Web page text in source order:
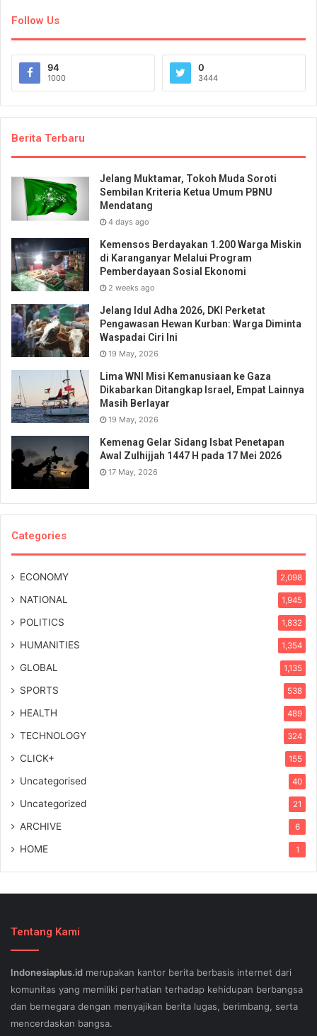
Follow Us
94
1000
0
3444
Berita Terbaru
Jelang Muktamar, Tokoh Muda Soroti
Sembilan Kriteria Ketua Umum PBNU
Mendatang
4 days ago
Kemensos Berdayakan 1.200 Warga Miskin
di Karanganyar Melalui Program
Pemberdayaan Sosial Ekonomi
2 weeks ago
Jelang Idul Adha 2026, DKI Perketat
Pengawasan Hewan Kurban: Warga Diminta
Waspadai Ciri Ini
19 May, 2026
Lima WNI Misi Kemanusiaan ke Gaza
Dikabarkan Ditangkap Israel, Empat Lainnya
Masih Berlayar
19 May, 2026
Kemenag Gelar Sidang Isbat Penetapan
Awal Zulhijjah 1447 H pada 17 Mei 2026
17 May, 2026
Categories
ECONOMY 2,098
NATIONAL 1,945
POLITICS 1,832
HUMANITIES 1,354
GLOBAL 1,135
SPORTS 538
HEALTH 489
TECHNOLOGY 324
CLICK+ 155
Uncategorised 40
Uncategorized 21
ARCHIVE 6
HOME 1
Tentang Kami
Indonesiaplus.id merupakan kantor berita berbasis internet dari
komunitas yang memiliki perhatian terhadap kehidupan berbangsa
dan bernegara dengan menyajikan berita lugas, berimbang, serta
mencerdaskan bangsa.